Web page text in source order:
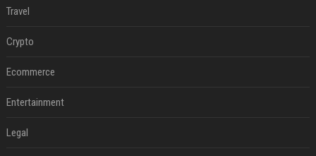
Travel
Crypto
Ecommerce
Entertainment
Legal